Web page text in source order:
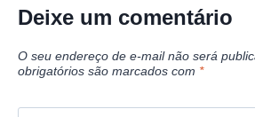
Deixe um comentário
O seu endereço de e-mail não será
obrigatórios são marcados com *